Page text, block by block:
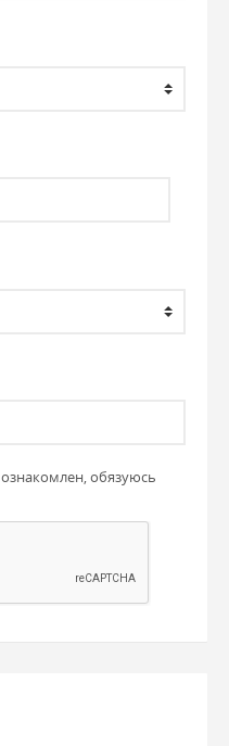
ознакомлен, обязуюсь